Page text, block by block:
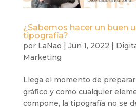
¿Sabemos hacer un buen
tipografía?
por LaNao Jun 1, 2022
Marketing
Llega el momento de
gráfico y como cualquier
compone, la tipografía no se